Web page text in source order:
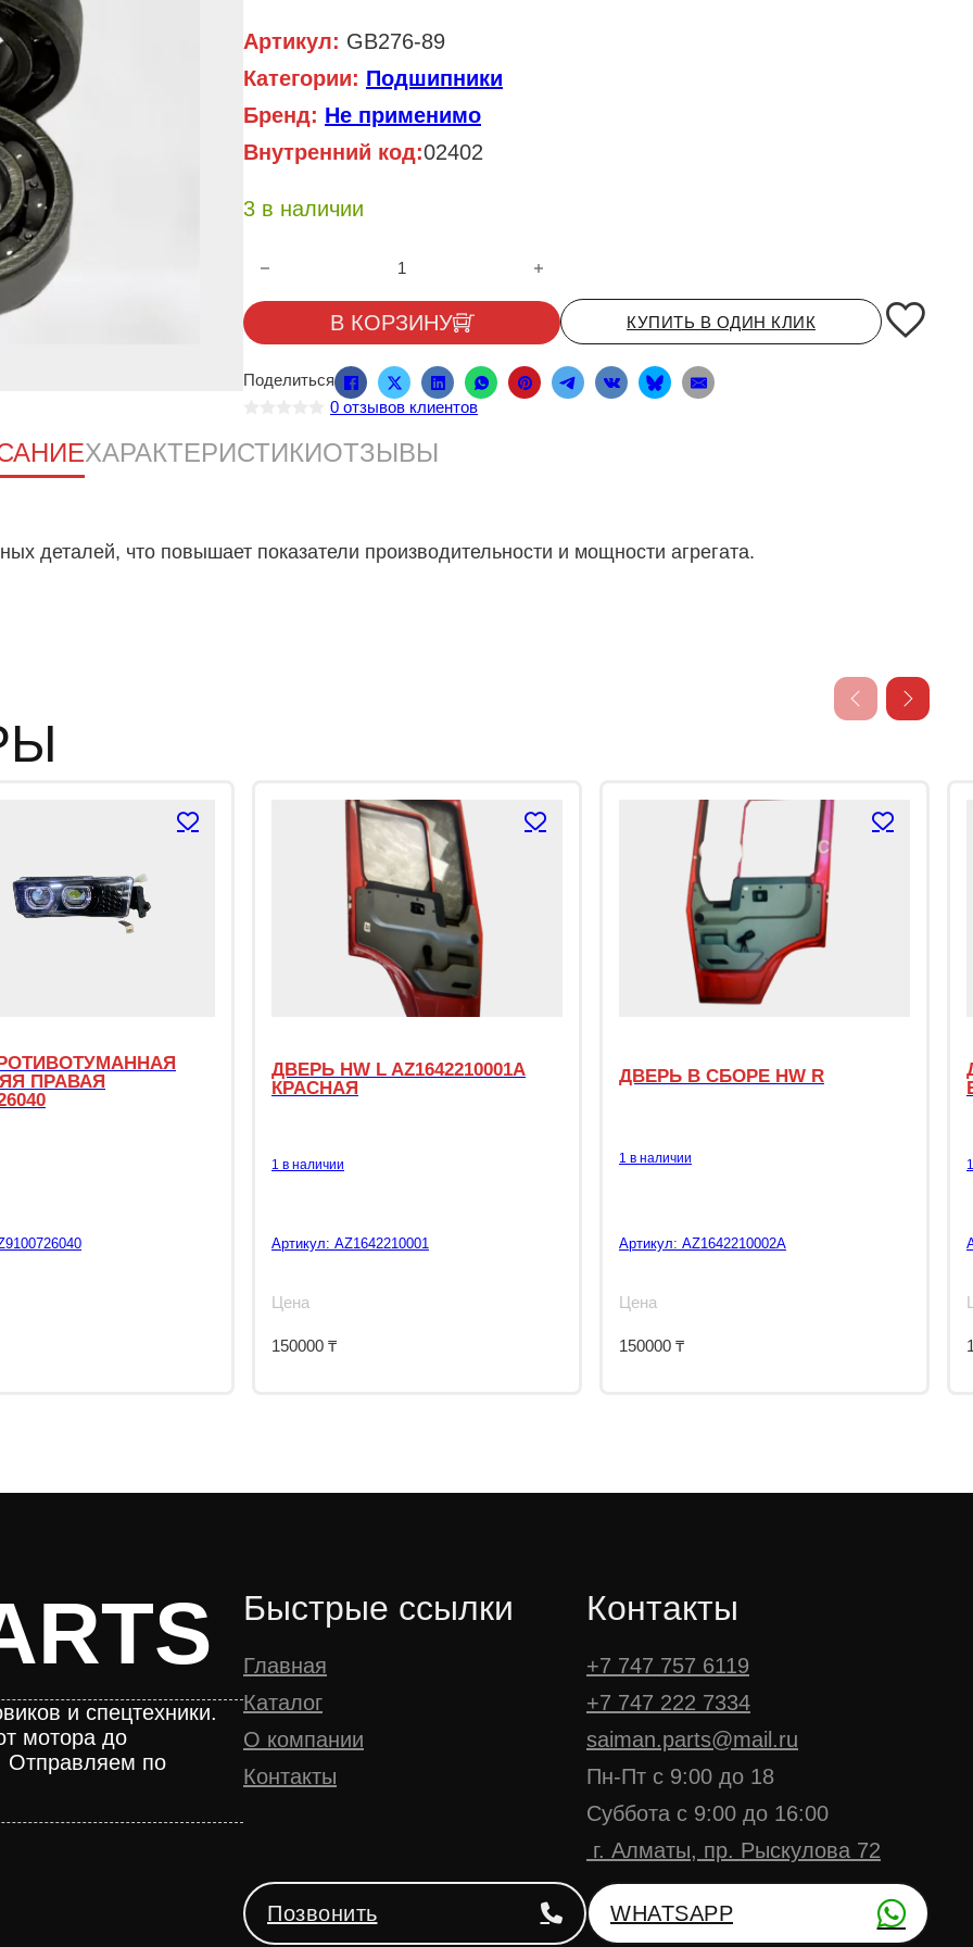
Артикул: GB276-89
Категории: Подшипники
Бренд: Не применимо
Внутренний код:02402
3 в наличии
Количество товара Подшипник 6204 （20*47*14） GB276-89
В КОРЗИНУ КУПИТЬ В ОДИН КЛИК
Поделиться
ц
е
з
0 отзывов клиентов
ХАРАКТЕРИСТИКИОТЗЫВЫ
деталей, что повышает показатели производительности и мощности агрегата.
ПРАВАЯ
ДВЕРЬ HW L AZ1642210001A
КРАСНАЯ
1 в наличии
Артикул: AZ1642210001
Цена
150000 ₸
ДВЕРЬ В СБОРЕ HW R
1 в наличии
Артикул: AZ1642210002A
Цена
150000 ₸
и спецтехники.
мотора до
Отправляем по
Быстрые ссылки
Главная
Каталог
О компании
Контакты
Контакты
+7 747 757 6119
+7 747 222 7334
saiman.parts@mail.ru
Пн-Пт с 9:00 до 18
Суббота с 9:00 до 16:00
г. Алматы, пр. Рыскулова 72
Позвонить WHATSAPP